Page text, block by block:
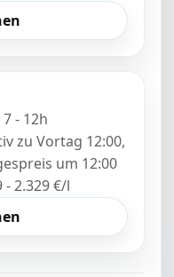
7 - 12h
zu Vortag 12:00,
um 12:00
- 2.329 €/l